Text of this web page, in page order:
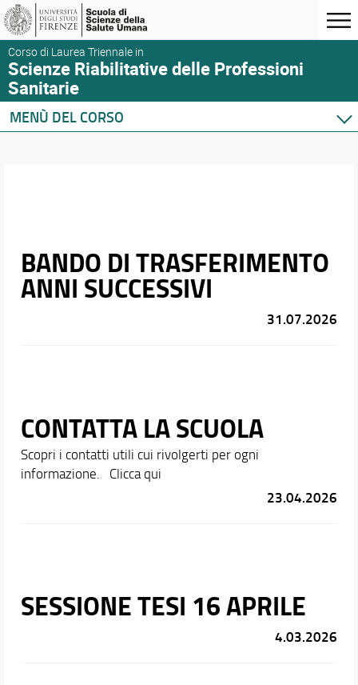
Corso di Laurea Triennale in
Scienze Riabilitative delle Professioni
Sanitarie
MENÙ DEL CORSO
BANDO DI TRASFERIMENTO
ANNI SUCCESSIVI
31.07.2026
CONTATTA LA SCUOLA
Scopri i contatti utili cui rivolgerti per ogni
informazione. Clicca qui
23.04.2026
SESSIONE TESI 16 APRILE
4.03.2026